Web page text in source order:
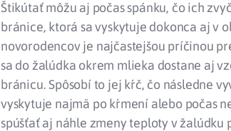
Štikútať môžu aj počas spánku, čo ich
bránice, ktorá sa vyskytuje dokonca aj v
novorodencov je najčastejšou príčinou
sa do žalúdka okrem mlieka dostane aj
bránicu. Spôsobí to jej kŕč, čo následne
vyskytuje najmä po kŕmení alebo počas
spúšťať aj náhle zmeny teploty v